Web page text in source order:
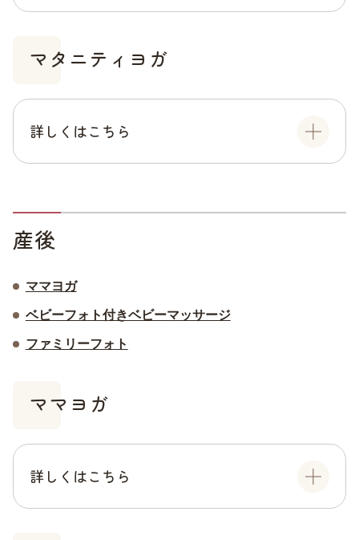
マタニティヨガ
詳しくはこちら
産後
ママヨガ
ベビーフォト付きベビーマッサージ
ファミリーフォト
ママヨガ
詳しくはこちら